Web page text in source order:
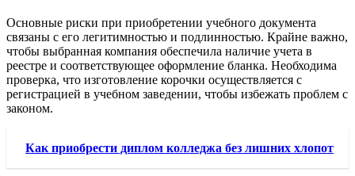
Основные риски при приобретении учебного документа
связаны с его легитимностью и подлинностью. Крайне важно,
чтобы выбранная компания обеспечила наличие учета в
реестре и соответствующее оформление бланка. Необходима
проверка, что изготовление корочки осуществляется с
регистрацией в учебном заведении, чтобы избежать проблем с
законом.
Как приобрести диплом колледжа без лишних хлопот